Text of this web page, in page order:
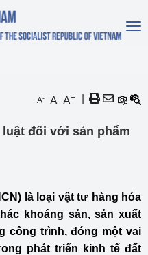
A- A A+
đối với sản phẩm
là loại vật tư hàng hóa
khoáng sản, sản xuất
công trình, đóng một vai
phát triển kinh tế đất